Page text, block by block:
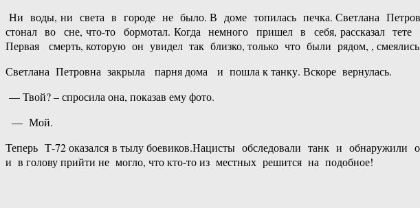
Ни воды, ни света в городе не было. В доме топилась печка. Светлана
стонал во сне, что-то бормотал. Когда немного пришел в себя, рассказал
Первая смерть, которую он увидел так близко, только что были рядом, ,
Светлана Петровна закрыла парня дома и пошла к танку. Вскоре вернулась.
— Твой? – спросила она, показав ему фото.
— Мой.
Теперь Т-72 оказался в тылу боевиков.Нацисты обследовали танк и обнаружили
и в голову прийти не могло, что кто-то из местных решится на подобное!